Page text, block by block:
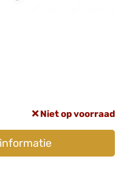
Niet op voorraad